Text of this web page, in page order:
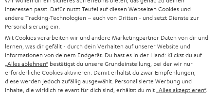
d
u
n
g
SOUNDBAR
HIFI-LAUTSPRECHER
SMART HOME
BLUETOOTH-LAUTSPRECHER
KARRIERE
PRESSE & MARKETING
GESCHÄFTSKUNDEN
PARTNERPROGRAMM
Teufel Onlineshops
DEUTSCHLAND
ÖSTERREICH
SCHWEIZ
Interessen passt. Dafür nutzt Teufel auf diesen Webseiten Cookies und
andere Tracking-Technologien – auch von Dritten - und setzt Dienste zur
Personalisierung ein.
Mit Cookies verarbeiten wir und andere Marketingpartner Daten von dir und
lernen, was dir gefällt - durch dein Verhalten auf unserer Website und
Informationen von deinem Endgerät. Du hast es in der Hand: Klickst du auf
„Alles ablehnen“ bestätigst du unsere Grundeinstellung, bei der wir nur
erforderliche Cookies aktivieren. Damit erhältst du zwar Empfehlungen,
diese werden jedoch zufällig ausgewählt. Personalisierte Werbung und
Inhalte, die wirklich relevant für dich sind, erhältst du mit „Alles akzeptieren“.